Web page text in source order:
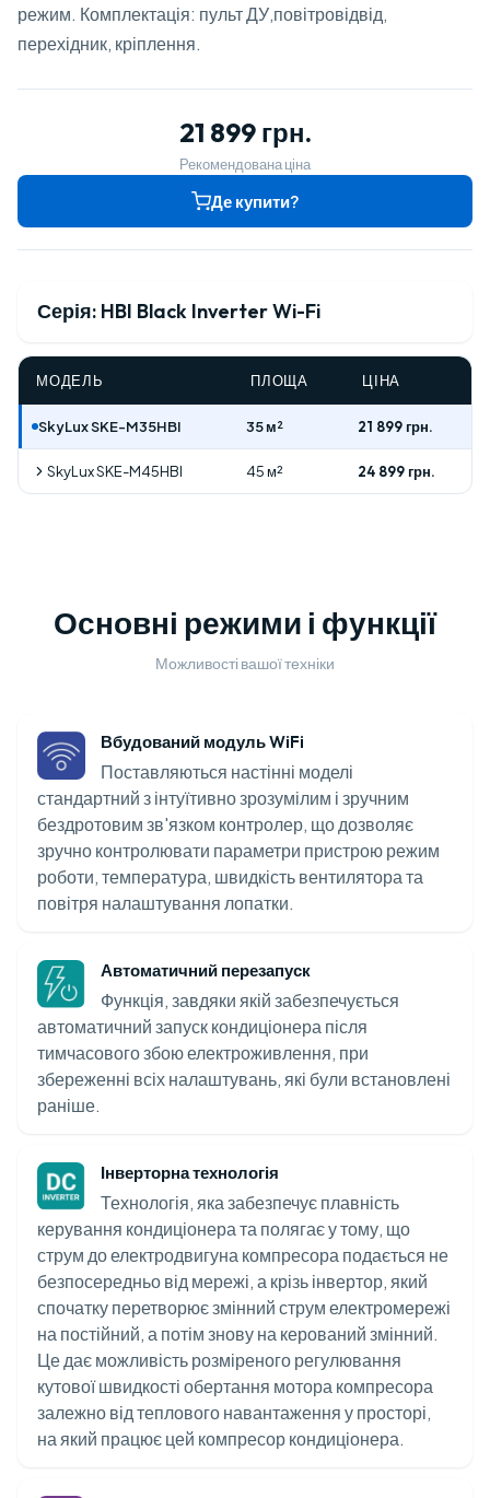
режим. Комплектація: пульт ДУ,повітровідвід,
перехідник, кріплення.
21 899 грн.
Рекомендована ціна
Де купити?
Серія: HBI Black Inverter Wi-Fi
МОДЕЛЬ ПЛОЩА ЦІНА
SkyLux SKE-M35HBI 35 м² 21 899 грн.
SkyLux SKE-M45HBI 45 м² 24 899 грн.
Основні режими і функції
Можливості вашої техніки
Вбудований модуль WiFi
Поставляються настінні моделі
стандартний з інтуїтивно зрозумілим і зручним
бездротовим зв'язком контролер, що дозволяє
зручно контролювати параметри пристрою режим
роботи, температура, швидкість вентилятора та
повітря налаштування лопатки.
Автоматичний перезапуск
Функція, завдяки якій забезпечується
автоматичний запуск кондиціонера після
тимчасового збою електроживлення, при
збереженні всіх налаштувань, які були встановлені
раніше.
Інверторна технологія
Технологія, яка забезпечує плавність
керування кондиціонера та полягає у тому, що
струм до електродвигуна компресора подається не
безпосередньо від мережі, а крізь інвертор, який
спочатку перетворює змінний струм електромережі
на постійний, а потім знову на керований змінний.
Це дає можливість розміреного регулювання
кутової швидкості обертання мотора компресора
залежно від теплового навантаження у просторі,
на який працює цей компресор кондиціонера.